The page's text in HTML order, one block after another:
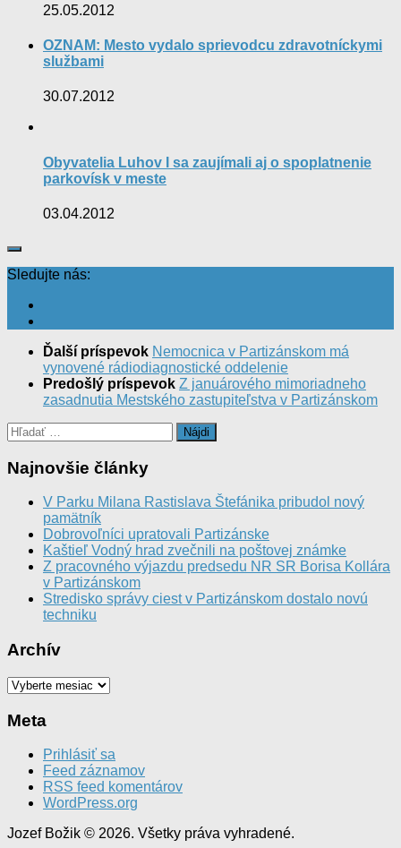
25.05.2012
OZNAM: Mesto vydalo sprievodcu zdravotníckymi
službami
30.07.2012
Obyvatelia Luhov I sa zaujímali aj o spoplatnenie
parkovísk v meste
03.04.2012
Sledujte nás:
Ďalší príspevok Nemocnica v Partizánskom má
vynovené rádiodiagnostické oddelenie
Predošlý príspevok Z januárového mimoriadneho
zasadnutia Mestského zastupiteľstva v Partizánskom
Hľadať:
Najnovšie články
V Parku Milana Rastislava Štefánika pribudol nový
pamätník
Dobrovoľníci upratovali Partizánske
Kaštieľ Vodný hrad zvečnili na poštovej známke
Z pracovného výjazdu predsedu NR SR Borisa Kollára
v Partizánskom
Stredisko správy ciest v Partizánskom dostalo novú
techniku
Archív
Archív
Meta
Prihlásiť sa
Feed záznamov
RSS feed komentárov
WordPress.org
Jozef Božik © 2026. Všetky práva vyhradené.